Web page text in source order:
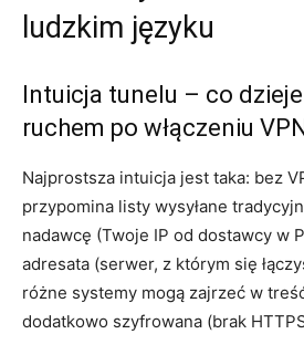
ludzkim języku
Intuicja tunelu – co
ruchem po włączeniu
Najprostsza intuicja jest taka: bez
przypomina listy wysyłane
nadawcę (Twoje IP od dostawcy w
adresata (serwer, z którym się
różne systemy mogą zajrzeć w
dodatkowo szyfrowana (brak